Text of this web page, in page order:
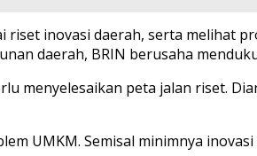
riset inovasi daerah, serta melihat
daerah, BRIN berusaha
menyelesaikan peta jalan riset.
UMKM. Semisal minimnya